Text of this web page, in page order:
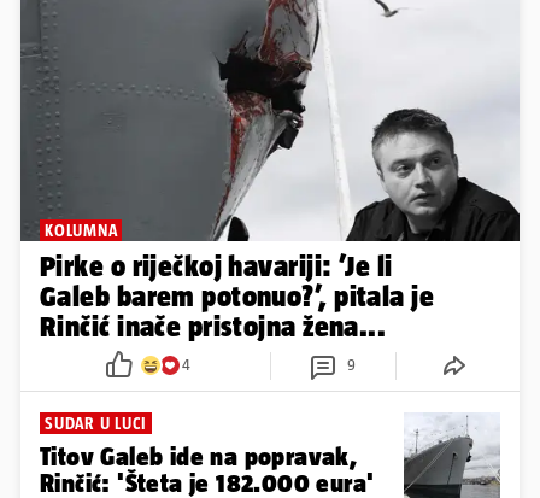
KOLUMNA
Pirke o riječkoj havariji: ’Je li
Galeb barem potonuo?’, pitala je
Rinčić inače pristojna žena...
4 9
SUDAR U LUCI
Titov Galeb ide na popravak,
Rinčić: 'Šteta je 182.000 eura'